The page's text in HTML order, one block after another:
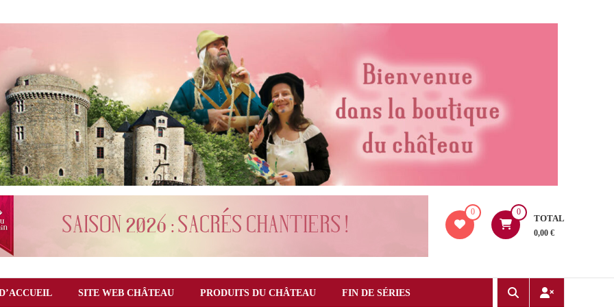
0 0
TOTAL
0,00 €
SITE WEB CHÂTEAU PRODUITS DU CHÂTEAU FIN DE SÉRIES